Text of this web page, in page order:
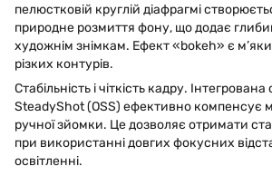
пелюстковій круглій діафрагмі
природне розмиття фону, що додає
художнім знімкам. Ефект «bokeh» є
різких контурів.
Стабільність і чіткість кадру.
SteadyShot (OSS) ефективно компенсує
ручної зйомки. Це дозволяє отримати
при використанні довгих фокусних
освітленні.